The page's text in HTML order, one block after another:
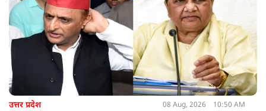
उत्तर प्रदेश 08 Aug, 2026 10:50 AM